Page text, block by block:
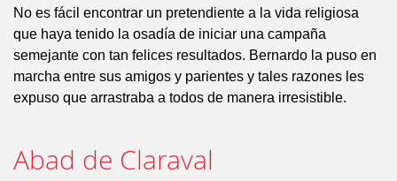
No es fácil encontrar un pretendiente a la vida religiosa
que haya tenido la osadía de iniciar una campaña
semejante con tan felices resultados. Bernardo la puso en
marcha entre sus amigos y parientes y tales razones les
expuso que arrastraba a todos de manera irresistible.
Abad de Claraval